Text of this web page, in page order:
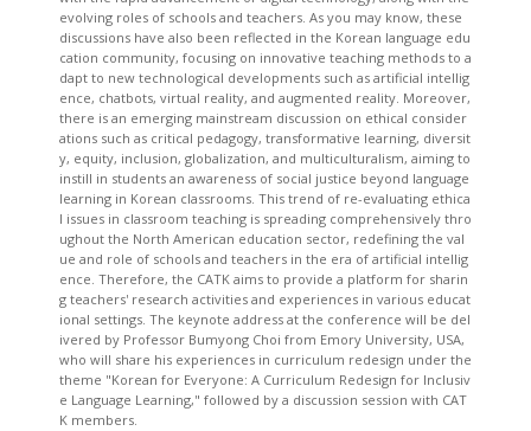
evolving roles of schools and teachers. As you may know, these
discussions have also been reflected in the Korean language edu
cation community, focusing on innovative teaching methods to a
dapt to new technological developments such as artificial intellig
ence, chatbots, virtual reality, and augmented reality. Moreover,
there is an emerging mainstream discussion on ethical consider
ations such as critical pedagogy, transformative learning, diversit
y, equity, inclusion, globalization, and multiculturalism, aiming to
instill in students an awareness of social justice beyond language
learning in Korean classrooms. This trend of re-evaluating ethica
l issues in classroom teaching is spreading comprehensively thro
ughout the North American education sector, redefining the val
ue and role of schools and teachers in the era of artificial intellig
ence. Therefore, the CATK aims to provide a platform for sharin
g teachers' research activities and experiences in various educat
ional settings. The keynote address at the conference will be del
ivered by Professor Bumyong Choi from Emory University, USA,
who will share his experiences in curriculum redesign under the
theme "Korean for Everyone: A Curriculum Redesign for Inclusiv
e Language Learning," followed by a discussion session with CAT
K members.